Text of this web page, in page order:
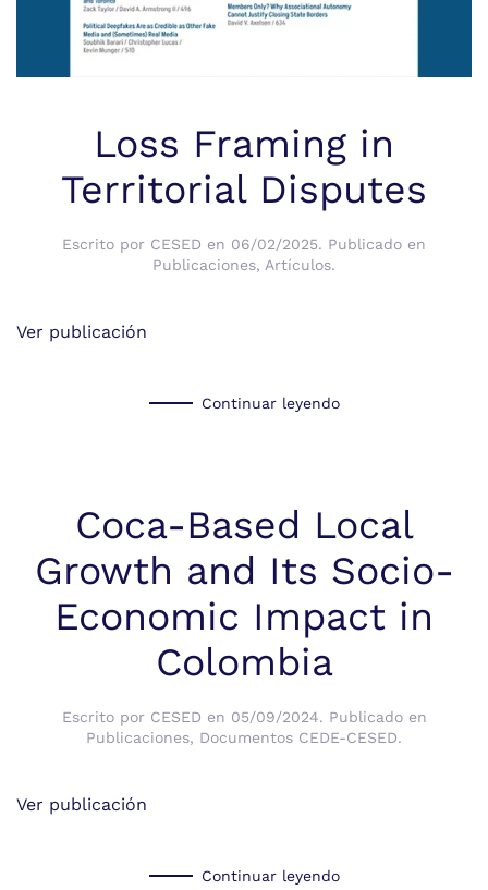
Loss Framing in
Territorial Disputes
Escrito por CESED en 06/02/2025. Publicado en
Publicaciones, Artículos.
Ver publicación
Continuar leyendo
Coca-Based Local
Growth and Its Socio-
Economic Impact in
Colombia
Escrito por CESED en 05/09/2024. Publicado en
Publicaciones, Documentos CEDE-CESED.
Ver publicación
Continuar leyendo